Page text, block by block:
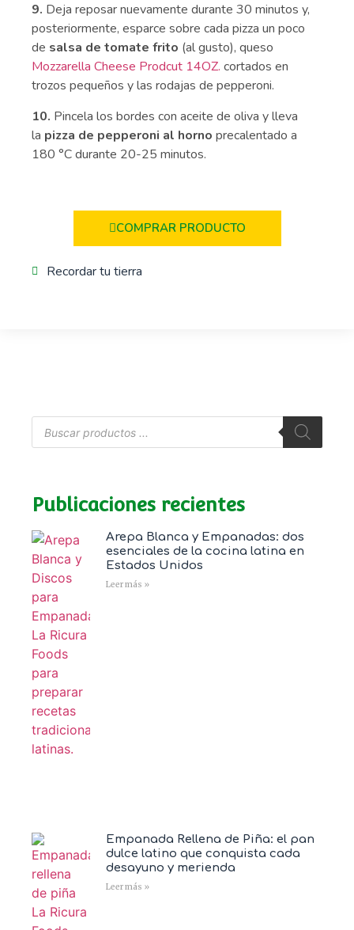
9. Deja reposar nuevamente durante 30 minutos y,
posteriormente, esparce sobre cada pizza un poco
de salsa de tomate frito (al gusto), queso
Mozzarella Cheese Prodcut 14OZ. cortados en
trozos pequeños y las rodajas de pepperoni.
10. Pincela los bordes con aceite de oliva y lleva
la pizza de pepperoni al horno precalentado a
180 °C durante 20-25 minutos.
COMPRAR PRODUCTO
Recordar tu tierra
Publicaciones recientes
Arepa Blanca y Empanadas: dos
esenciales de la cocina latina en
Estados Unidos
Leer más »
Empanada Rellena de Piña: el pan
dulce latino que conquista cada
desayuno y merienda
Leer más »